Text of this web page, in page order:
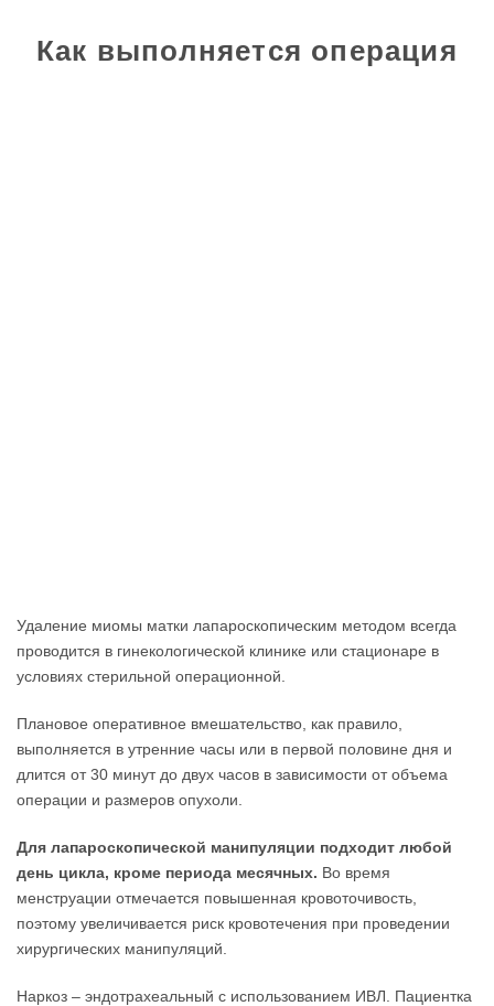
Как выполняется операция
Удаление миомы матки лапароскопическим методом всегда
проводится в гинекологической клинике или стационаре в
условиях стерильной операционной.
Плановое оперативное вмешательство, как правило,
выполняется в утренние часы или в первой половине дня и
длится от 30 минут до двух часов в зависимости от объема
операции и размеров опухоли.
Для лапароскопической манипуляции подходит любой
день цикла, кроме периода месячных. Во время
менструации отмечается повышенная кровоточивость,
поэтому увеличивается риск кровотечения при проведении
хирургических манипуляций.
Наркоз – эндотрахеальный с использованием ИВЛ. Пациентка